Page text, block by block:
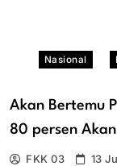
Nasional
Akan Bertemu
80 persen
FKK 03 13